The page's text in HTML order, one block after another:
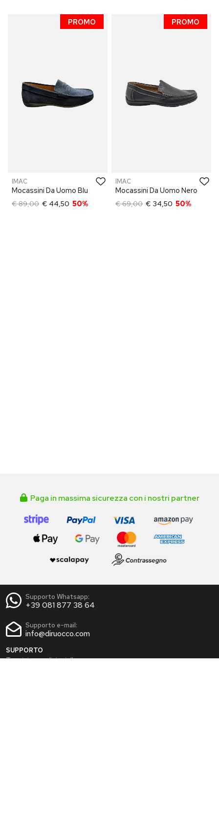
PROMO
IMAC
Mocassini Da Uomo Blu
€ 89,00 € 44,50 50%
PROMO
IMAC
Mocassini Da Uomo Nero
€ 69,00 € 34,50 50%
Paga in massima sicurezza con i nostri partner
Supporto Whatsapp:
+39 081 877 38 64
Supporto e-mail:
info@diruocco.com
SUPPORTO
Termini e condizioni d'uso